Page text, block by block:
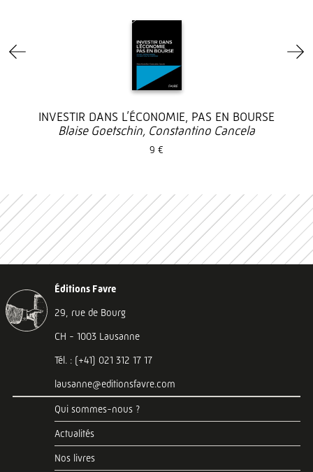
INVESTIR DANS L’ÉCONOMIE, PAS EN BOURSE
Blaise Goetschin, Constantino Cancela
9 €
Éditions Favre
29, rue de Bourg
CH - 1003 Lausanne
Tél. : (+41) 021 312 17 17
lausanne@editionsfavre.com
Qui sommes-nous ?
Actualités
Nos livres